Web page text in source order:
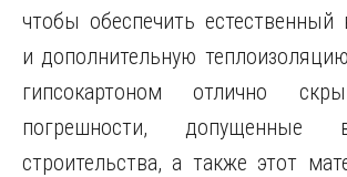
чтобы обеспечить естественный
и дополнительную
гипсокартоном отлично
погрешности, допущенные
строительства, а также этот